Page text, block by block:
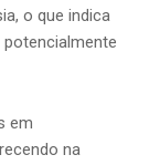
o que indica
em
na